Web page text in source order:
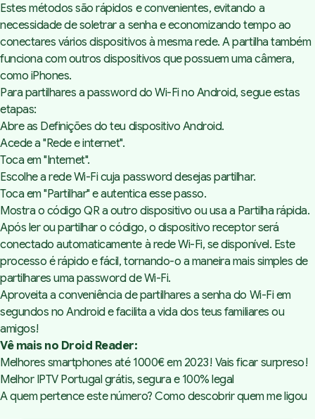
Estes métodos são rápidos e convenientes, evitando a
necessidade de soletrar a senha e economizando tempo ao
conectares vários dispositivos à mesma rede. A partilha também
funciona com outros dispositivos que possuem uma câmera,
como iPhones.
Para partilhares a password do Wi-Fi no Android, segue estas
etapas:
Abre as Definições do teu dispositivo Android.
Acede a "Rede e internet".
Toca em "Internet".
Escolhe a rede Wi-Fi cuja password desejas partilhar.
Toca em "Partilhar" e autentica esse passo.
Mostra o código QR a outro dispositivo ou usa a Partilha rápida.
Após ler ou partilhar o código, o dispositivo receptor será
conectado automaticamente à rede Wi-Fi, se disponível. Este
processo é rápido e fácil, tornando-o a maneira mais simples de
partilhares uma password de Wi-Fi.
Aproveita a conveniência de partilhares a senha do Wi-Fi em
segundos no Android e facilita a vida dos teus familiares ou
amigos!
Vê mais no Droid Reader:
Melhores smartphones até 1000€ em 2023! Vais ficar surpreso!
Melhor IPTV Portugal grátis, segura e 100% legal
A quem pertence este número? Como descobrir quem me ligou